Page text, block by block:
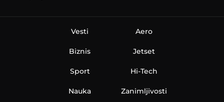
Vesti
Biznis
Sport
Nauka
Aero
Jetset
Hi-Tech
Zanimljivosti